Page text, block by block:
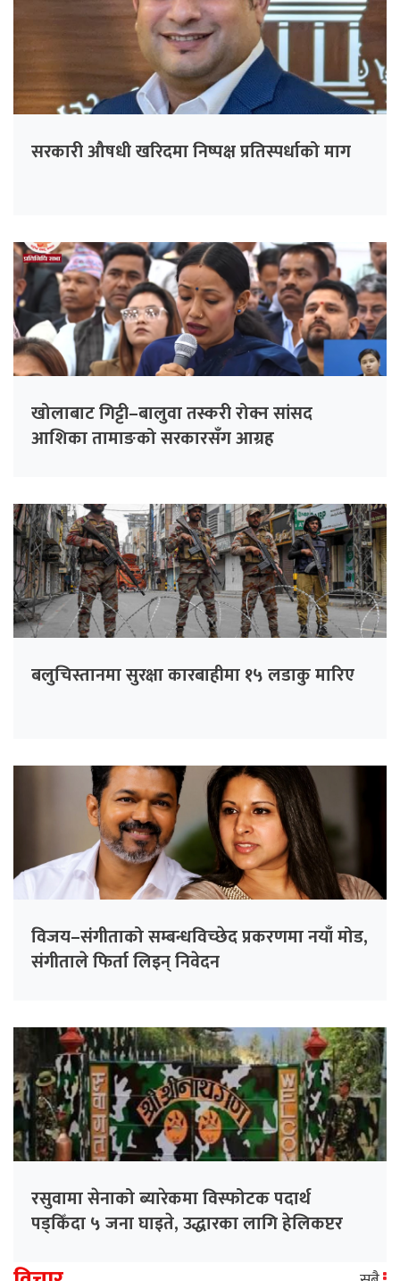
सरकारी औषधी खरिदमा निष्पक्ष प्रतिस्पर्धाको माग
खोलाबाट गिट्टी–बालुवा तस्करी रोक्न सांसद
आशिका तामाङको सरकारसँग आग्रह
बलुचिस्तानमा सुरक्षा कारबाहीमा १५ लडाकु मारिए
विजय–संगीताको सम्बन्धविच्छेद प्रकरणमा नयाँ मोड,
संगीता‍ले फिर्ता लिइन् निवेदन
रसुवामा सेनाको ब्यारेकमा विस्फोटक पदार्थ
पड्किँदा ५ जना घाइते, उद्धारका लागि हेलिकप्टर